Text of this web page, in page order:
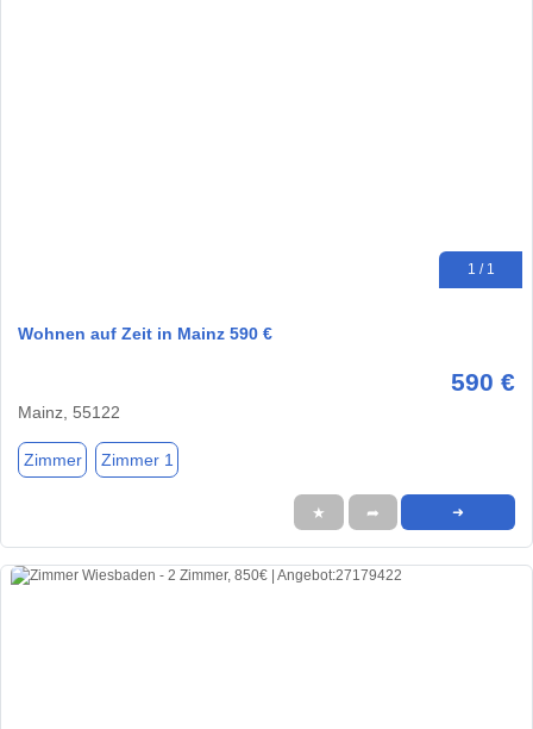
1 / 1
Wohnen auf Zeit in Mainz 590 €
590 €
Mainz, 55122
Zimmer Zimmer 1
★ ➦ ➜